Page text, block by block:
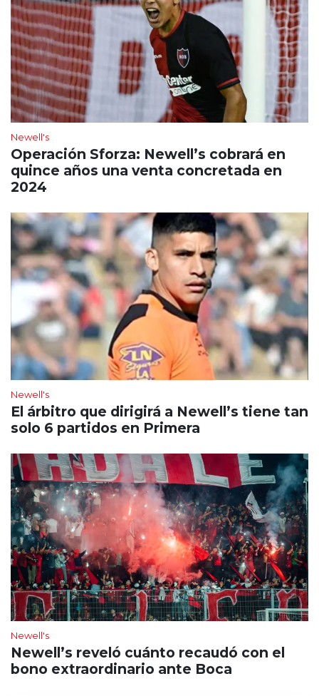
Newell's
Operación Sforza: Newell’s cobrará en
quince años una venta concretada en
2024
Newell's
El árbitro que dirigirá a Newell’s tiene tan
solo 6 partidos en Primera
Newell's
Newell’s reveló cuánto recaudó con el
bono extraordinario ante Boca